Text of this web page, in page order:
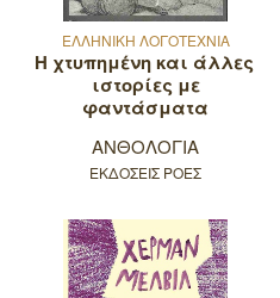
ΕΛΛΗΝΙΚΗ ΛΟΓΟΤΕΧΝΙΑ
Η χτυπημένη και άλλες
ιστορίες με
φαντάσματα
ΑΝΘΟΛΟΓΙΑ
ΕΚΔΟΣΕΙΣ ΡΟΕΣ